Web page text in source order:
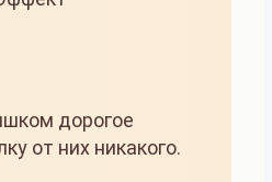
дорогое
от них никакого.